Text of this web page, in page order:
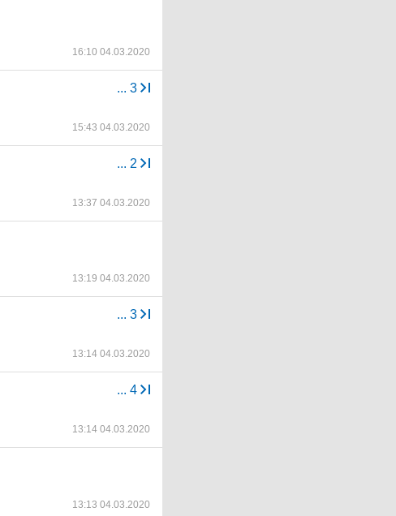
16:10 04.03.2020
... 3
15:43 04.03.2020
... 2
13:37 04.03.2020
13:19 04.03.2020
... 3
13:14 04.03.2020
... 4
13:14 04.03.2020
13:13 04.03.2020